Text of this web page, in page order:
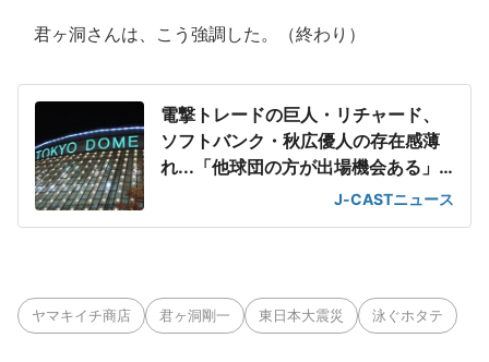
君ヶ洞さんは、こう強調した。（終わり）
電撃トレードの巨人・リチャード、
ソフトバンク・秋広優人の存在感薄
れ...「他球団の方が出場機会ある」
J-CASTニュース
ヤマキイチ商店 君ヶ洞剛一 東日本大震災 泳ぐホタテ